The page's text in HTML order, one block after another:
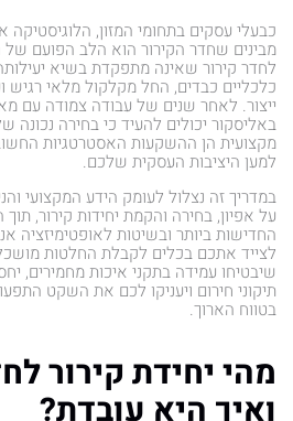
כבעלי עסקים בתחומי המזון,
מבינים שחדר הקירור הוא הלב הפועם
לחדר קירור שאינה מתפקדת בשיא
כלכליים כבדים, החל מקלקול מלאי
ייצור. לאחר שנים של עבודה צמודה עם
באליסקור יכולים להעיד כי בחירה נכונה
מקצועית הן ההשקעות האסטרטגיות
למען היציבות העסקית שלכם.
במדריך זה נצלול לעומק הידע המקצועי
על אפיון, בחירה והקמת יחידות קירור,
החדישות ביותר ובשיטות לאופטימיזציה
לצייד אתכם בכלים לקבלת החלטות
שיבטיחו עמידה בתקני איכות מחמירים,
תיקוני חירום ויעניקו לכם את השקט
בטווח הארוך.
מהי יחידת קירור